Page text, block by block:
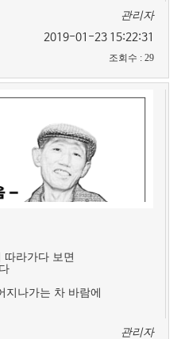
관리자
2019-01-23 15:22:31
조회수 : 29
따라가다 보면
지나가는 차 바람에
관리자